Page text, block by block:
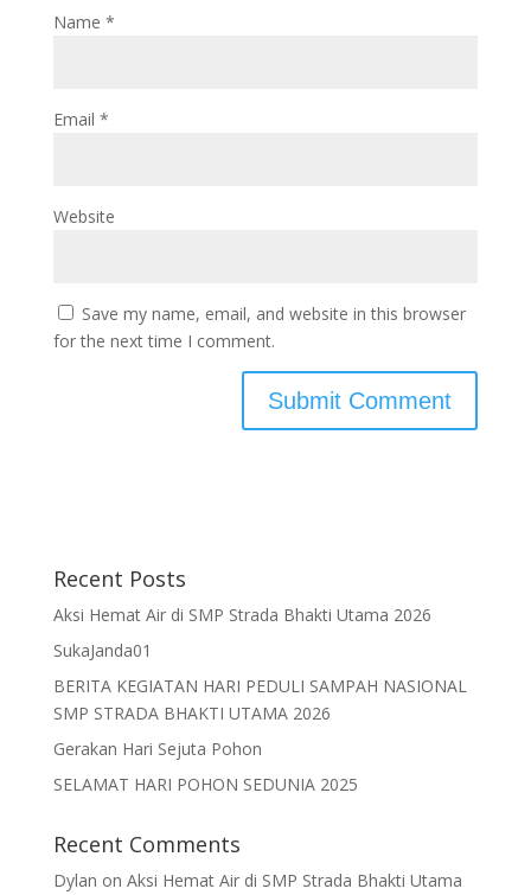
Name *
Email *
Website
Save my name, email, and website in this browser
for the next time I comment.
Recent Posts
Aksi Hemat Air di SMP Strada Bhakti Utama 2026
SukaJanda01
BERITA KEGIATAN HARI PEDULI SAMPAH NASIONAL
SMP STRADA BHAKTI UTAMA 2026
Gerakan Hari Sejuta Pohon
SELAMAT HARI POHON SEDUNIA 2025
Recent Comments
Dylan on Aksi Hemat Air di SMP Strada Bhakti Utama